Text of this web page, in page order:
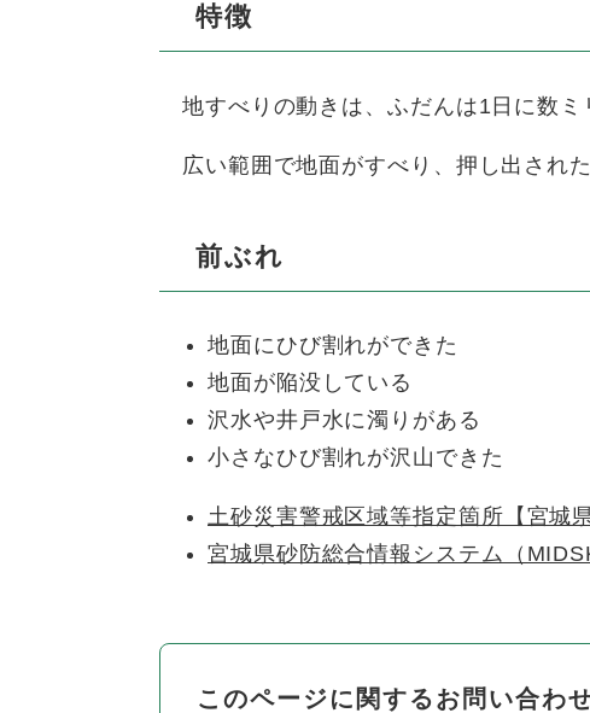
特徴
地すべりの動きは、ふだんは1日に数ミ
広い範囲で地面がすべり、押し出され
前ぶれ
地面にひび割れができた
地面が陥没している
沢水や井戸水に濁りがある
小さなひび割れが沢山できた
土砂災害警戒区域等指定箇所【宮城県
宮城県砂防総合情報システム（
このページに関するお問い合わ